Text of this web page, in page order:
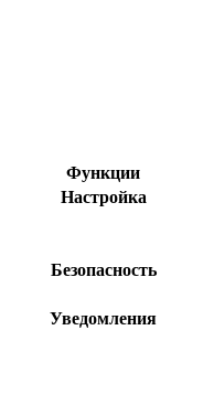
Функции
Настройка
Безопасность
Уведомления